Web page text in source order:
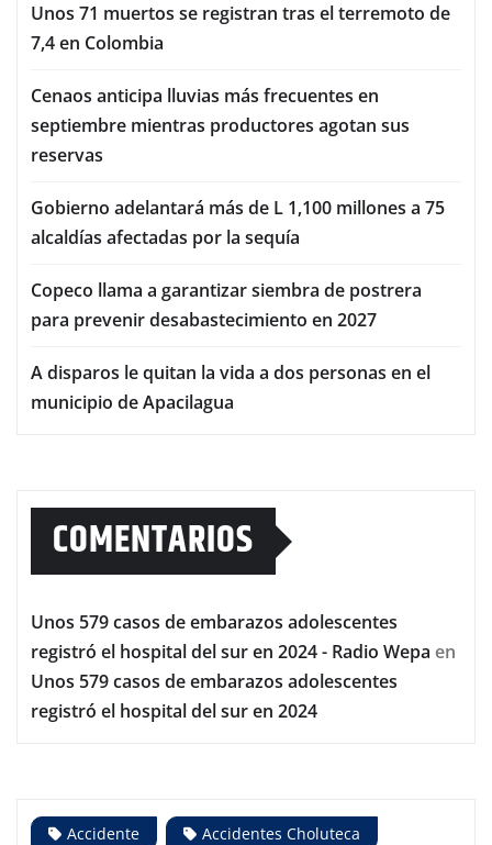
Unos 71 muertos se registran tras el terremoto de
7,4 en Colombia
Cenaos anticipa lluvias más frecuentes en
septiembre mientras productores agotan sus
reservas
Gobierno adelantará más de L 1,100 millones a 75
alcaldías afectadas por la sequía
Copeco llama a garantizar siembra de postrera
para prevenir desabastecimiento en 2027
A disparos le quitan la vida a dos personas en el
municipio de Apacilagua
COMENTARIOS
Unos 579 casos de embarazos adolescentes
registró el hospital del sur en 2024 - Radio Wepa en
Unos 579 casos de embarazos adolescentes
registró el hospital del sur en 2024
Accidente
Accidentes Choluteca